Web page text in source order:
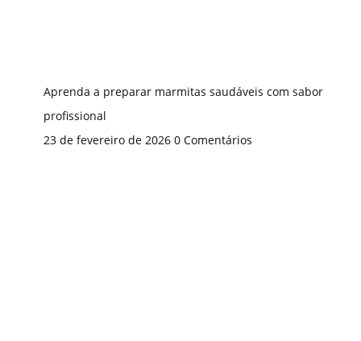
Aprenda a preparar marmitas saudáveis com sabor
profissional
23 de fevereiro de 2026 0 Comentários